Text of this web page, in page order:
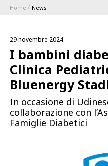
1896
Serie A
Home News
29 novembre 2024
I bambini
Clinica
Bluenergy
In occasione di
collaborazione con
Famiglie Diabetici